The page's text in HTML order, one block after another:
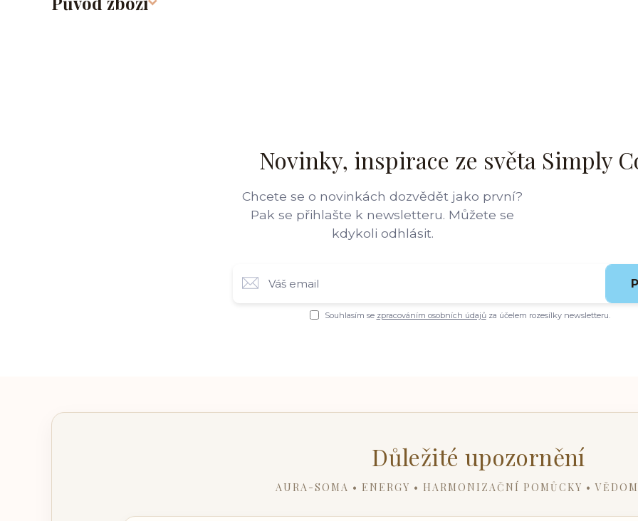
Novinky, inspirace ze světa Simply
Chcete se o novinkách dozvědět jako první?
Pak se přihlašte k newsletteru. Můžete se
kdykoli odhlásit.
Souhlasím se zpracováním osobních údajůza účelem rozesílky newsletteru.
Důležité upozornění
AURA-SOMA • ENERGY • HARMONIZAČNÍ POMŮCKY •